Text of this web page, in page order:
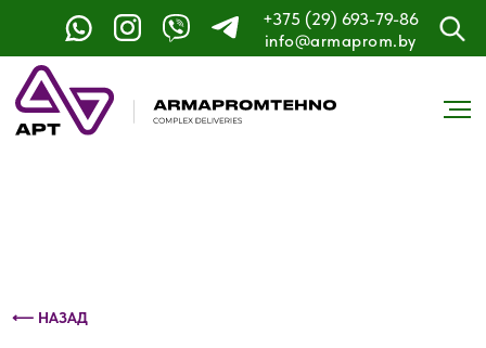
+375 (29) 693-79-86
info@armaprom.by
Контактный телефон: +375 (29) 693-79-86
⟵ НАЗАД